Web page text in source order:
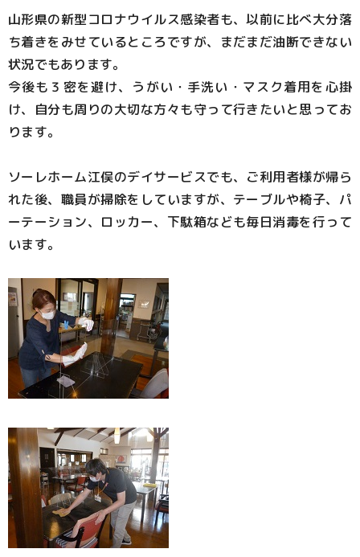
山形県の新型コロナウイルス感染者も、以前に比べ大分落
ち着きをみせているところですが、まだまだ油断できない
状況でもあります。
今後も３密を避け、うがい・手洗い・マスク着用を心掛
け、自分も周りの大切な方々も守って行きたいと思ってお
ります。
ソーレホーム江俣のデイサービスでも、ご利用者様が帰ら
れた後、職員が掃除をしていますが、テーブルや椅子、パ
ーテーション、ロッカー、下駄箱なども毎日消毒を行って
います。